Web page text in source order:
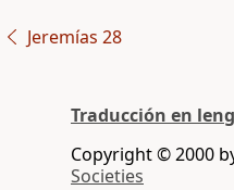
Jeremías 28
Traducción en
Copyright © 2000
Societies